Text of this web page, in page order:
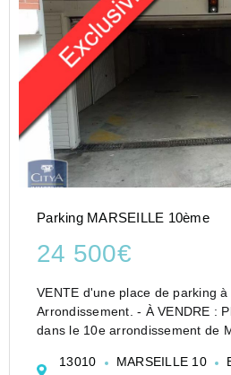
Parking MARSEILLE 10ème
24 500€
VENTE d'une place de parking
Arrondissement. - À VENDRE :
dans le 10e arrondissement de
locatif. Ce bien, représente une
13010 MARSEILLE 10